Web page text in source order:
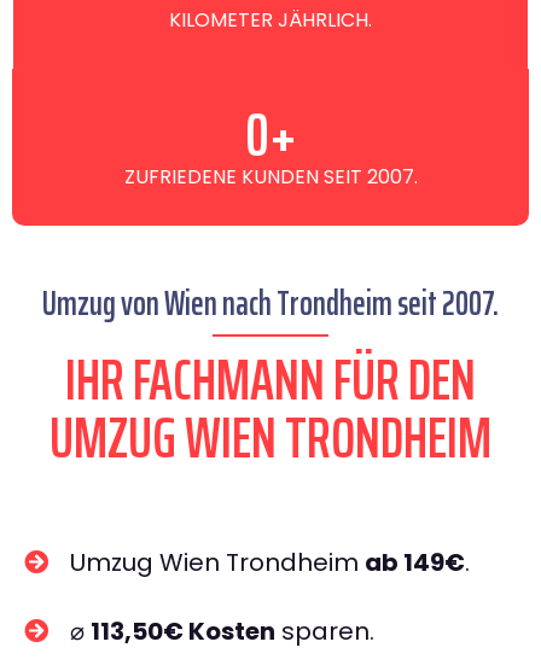
KILOMETER JÄHRLICH.
ZUFRIEDENE KUNDEN SEIT 2007.
0+
Umzug von Wien nach Trondheim seit 2007.
IHR FACHMANN FÜR DEN
UMZUG WIEN TRONDHEIM
Umzug Wien Trondheim ab 149€.
⌀ 113,50€ Kosten sparen.